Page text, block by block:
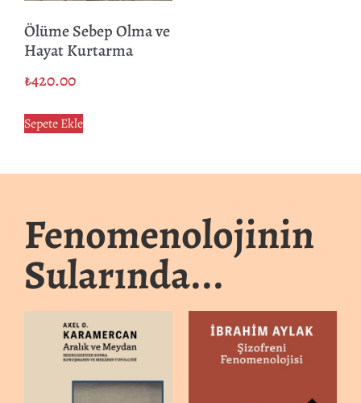
Ölüme Sebep Olma ve
Hayat Kurtarma
₺420.00
Sepete Ekle
Fenomenolojinin
Sularında...